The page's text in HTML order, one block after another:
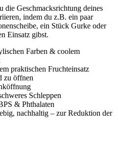
die Geschmacksrichtung deines
indem du z.B. ein paar
ein Stück Gurke oder
Einsatz gibst.
Farben & coolem
praktischen Fruchteinsatz
zu öffnen
Schleppen
& Phthalaten
nachhaltig – zur Reduktion der